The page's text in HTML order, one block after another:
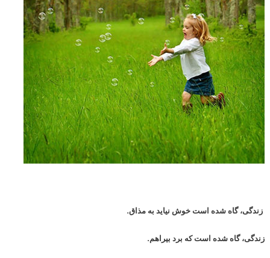
زندگی، گاه شده است خوش نیاید به مذاق.
زندگی، گاه شده است که برد بیراهم.